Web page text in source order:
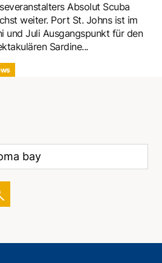
Absolut Scuba
weiter. Port St. Johns ist im
und Juli Ausgangspunkt für den
Sardine...